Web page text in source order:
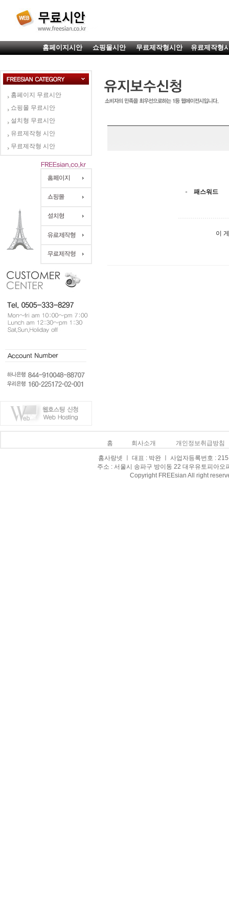
홈페이지시안 쇼핑몰시안 무료제작형시안 유료제작형
홈페이지 무료시안
쇼핑몰 무료시안
설치형 무료시안
유료제작형 시안
무료제작형 시안
패스워드
이
홈 회사소개 개인정보취급방침
홈사랑넷 ㅣ 대표 : 박완 ㅣ 사업자등록번호 :
주소 : 서울시 송파구 방이동 22 대우유토피아
Copyright FREEsian All right